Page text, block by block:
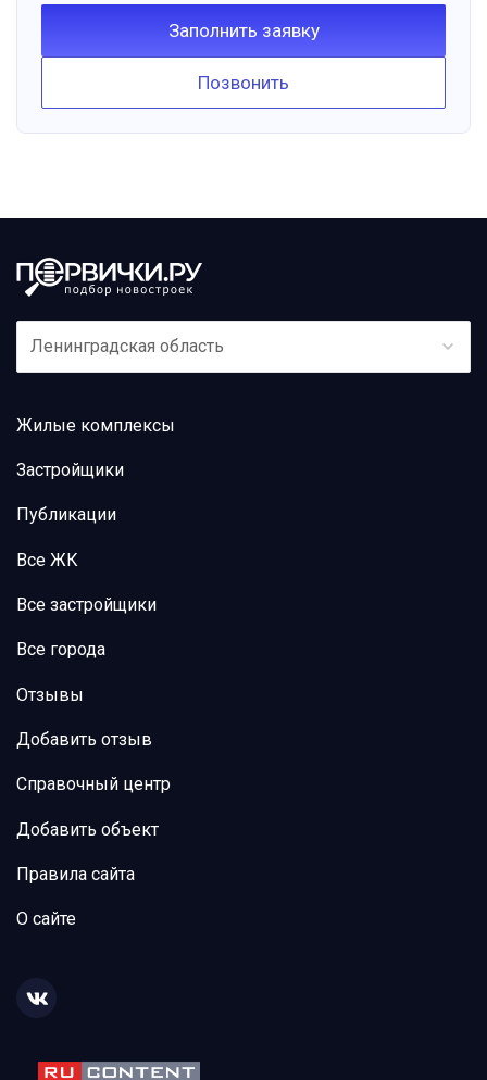
Заполнить заявку
Позвонить
Ленинградская область
Жилые комплексы
Застройщики
Публикации
Все ЖК
Все застройщики
Все города
Отзывы
Добавить отзыв
Справочный центр
Добавить объект
Правила сайта
О сайте